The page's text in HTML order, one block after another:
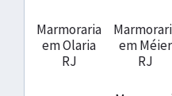
Marmoraria
em Olaria
RJ
em Méier
RJ